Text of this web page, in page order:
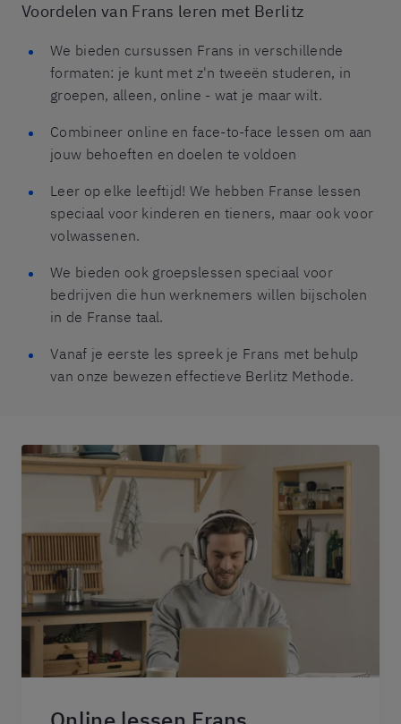
Voordelen van Frans leren met Berlitz
We bieden cursussen Frans in verschillende
formaten: je kunt met z'n tweeën studeren, in
groepen, alleen, online - wat je maar wilt.
Combineer online en face-to-face lessen om aan
jouw behoeften en doelen te voldoen
Leer op elke leeftijd! We hebben Franse lessen
speciaal voor kinderen en tieners, maar ook voor
volwassenen.
We bieden ook groepslessen speciaal voor
bedrijven die hun werknemers willen bijscholen
in de Franse taal.
Vanaf je eerste les spreek je Frans met behulp
van onze bewezen effectieve Berlitz Methode.